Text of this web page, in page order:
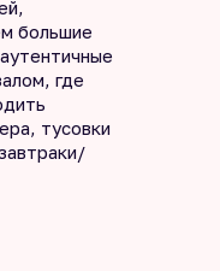
большие
где
тусовки